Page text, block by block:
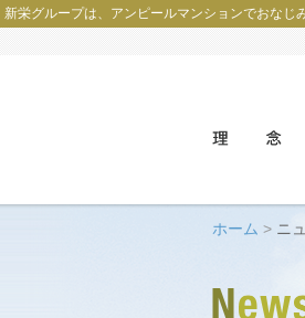
新栄グループは、アンピールマンションでおなじ
ホーム > ニ